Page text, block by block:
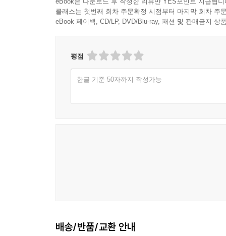
클래스는 첫번째 회차 주문확정 시점부터 마지막 회차 주
eBook 페이백, CD/LP, DVD/Blu-ray, 패션 및 판매금지 상
평점
한글 기준 50자까지 작성가능
배송/반품/교환 안내